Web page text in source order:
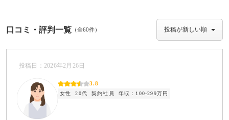
口コミ・評判一覧 （全60件）
投稿日：2026年2月26日
3.8
女性 20代 契約社員 年収：100-299万円